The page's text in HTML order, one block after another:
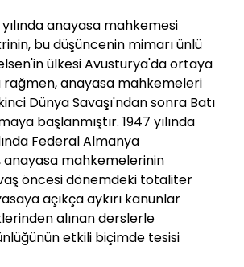
anayasa mahkemesi
bu düşüncenin mimarı ünlü
ülkesi Avusturya'da ortaya
rağmen, anayasa mahkemeleri
Dünya Savaşı'ndan sonra Batı
başlanmıştır. 1947 yılında
Federal Almanya
anayasa mahkemelerinin
öncesi dönemdeki totaliter
açıkça aykırı kanunlar
alınan derslerle
etkili biçimde tesisi